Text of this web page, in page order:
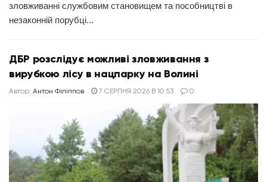
зловживанні службовим становищем та пособництві в
незаконній порубці...
ДБР розслідує можливі зловживання з
вирубкою лісу в нацпарку на Волині
Автор: Антон Філіппов 7 СЕРПНЯ 2026 В 10:53 0